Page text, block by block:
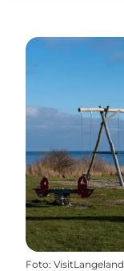
Foto: VisitLangeland